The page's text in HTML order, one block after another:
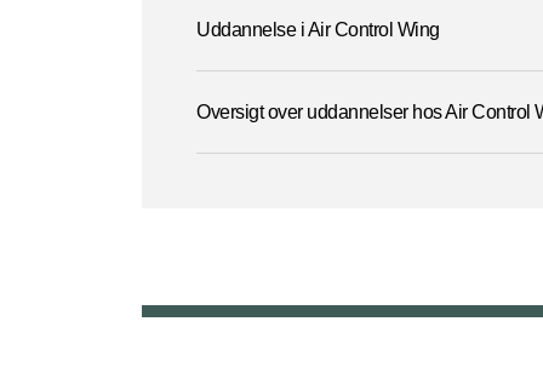
Uddannelse i Air Control Wing
Oversigt over uddannelser hos Air Control